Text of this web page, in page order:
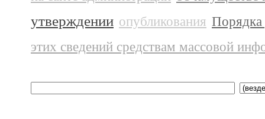
утверждении опубликования Порядка
этих сведений средствам массовой